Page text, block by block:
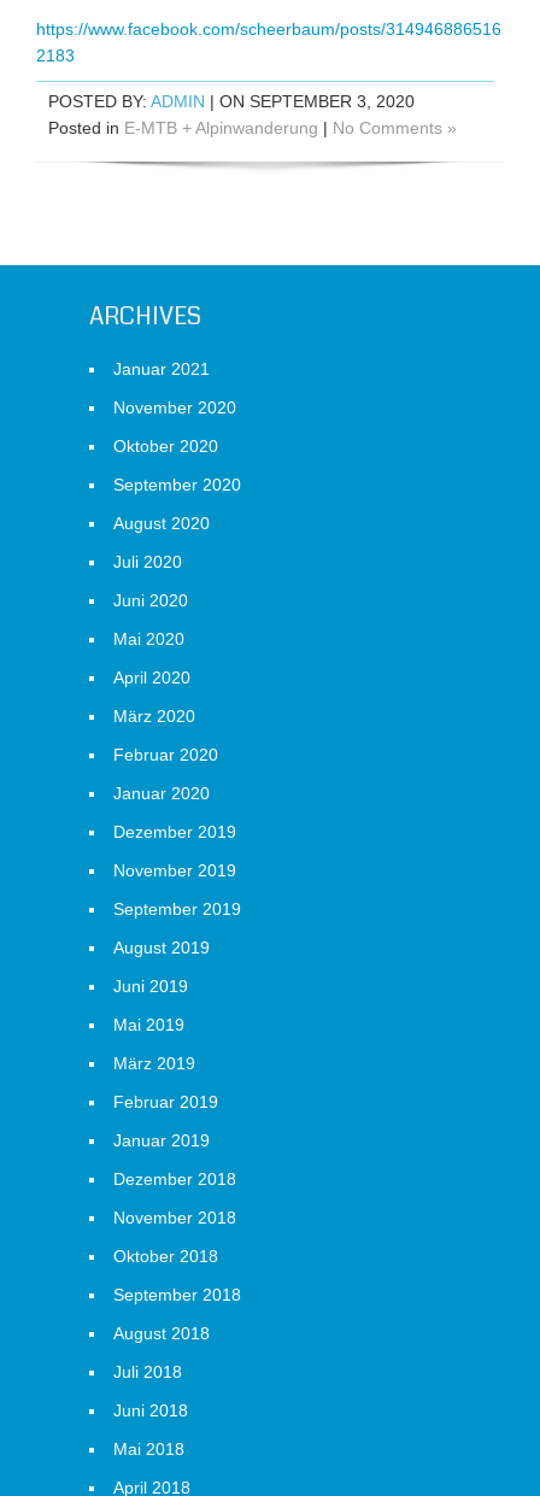
https://www.facebook.com/scheerbaum/posts/314946886516
2183
POSTED BY: ADMIN | ON SEPTEMBER 3, 2020
Posted in E-MTB + Alpinwanderung | No Comments »
ARCHIVES
Januar 2021
November 2020
Oktober 2020
September 2020
August 2020
Juli 2020
Juni 2020
Mai 2020
April 2020
März 2020
Februar 2020
Januar 2020
Dezember 2019
November 2019
September 2019
August 2019
Juni 2019
Mai 2019
März 2019
Februar 2019
Januar 2019
Dezember 2018
November 2018
Oktober 2018
September 2018
August 2018
Juli 2018
Juni 2018
Mai 2018
April 2018